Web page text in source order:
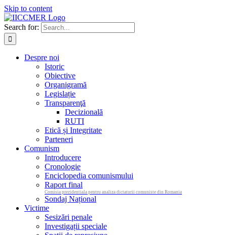
Skip to content
Search for:
Despre noi
Istoric
Obiective
Organigramă
Legislație
Transparenţă
Decizională
RUTI
Etică și Integritate
Parteneri
Comunism
Introducere
Cronologie
Enciclopedia comunismului
Raport final
Comisia prezidentiala pentru analiza dictaturii comuniste din Romania
Sondaj Național
Victime
Sesizări penale
Investigații speciale